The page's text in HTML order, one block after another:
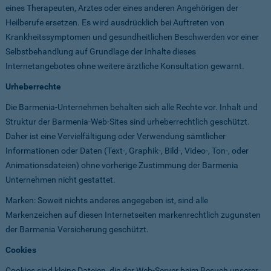
eines Therapeuten, Arztes oder eines anderen Angehörigen der
Heilberufe ersetzen. Es wird ausdrücklich bei Auftreten von
Krankheitssymptomen und gesundheitlichen Beschwerden vor einer
Selbstbehandlung auf Grundlage der Inhalte dieses
Internetangebotes ohne weitere ärztliche Konsultation gewarnt.
Urheberrechte
Die Barmenia-Unternehmen behalten sich alle Rechte vor. Inhalt und
Struktur der Barmenia-Web-Sites sind urheberrechtlich geschützt.
Daher ist eine Vervielfältigung oder Verwendung sämtlicher
Informationen oder Daten (Text-, Graphik-, Bild-, Video-, Ton-, oder
Animationsdateien) ohne vorherige Zustimmung der Barmenia
Unternehmen nicht gestattet.
Marken: Soweit nichts anderes angegeben ist, sind alle
Markenzeichen auf diesen Internetseiten markenrechtlich zugunsten
der Barmenia Versicherung geschützt.
Cookies